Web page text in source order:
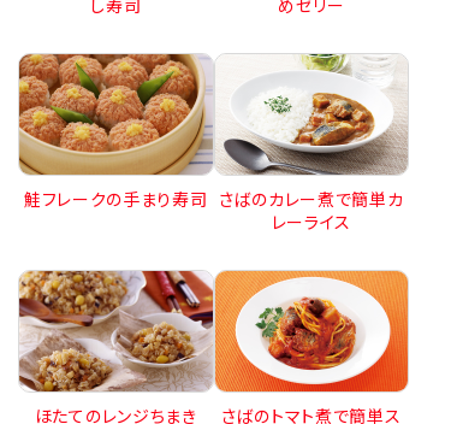
鮭フレークの手まり寿司 さばのカレー煮で簡単カ
レーライス
ほたてのレンジちまき
さばのトマト煮で簡単ス